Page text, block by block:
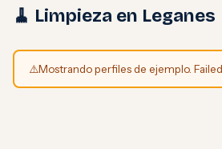
🧹 Limpieza en Leganes
⚠️Mostrando perfiles de ejemplo.